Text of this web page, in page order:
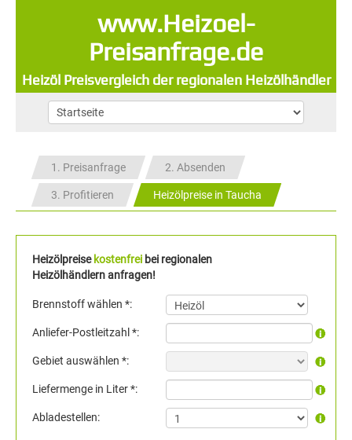
www.Heizoel-
Preisanfrage.de
Heizöl Preisvergleich der regionalen Heizölhändler
1. Preisanfrage 2. Absenden
3. Profitieren Heizölpreise in Taucha
Heizölpreise kostenfrei bei regionalen
Heizölhändlern anfragen!
Brennstoff wählen *:
Anliefer-Postleitzahl *:
Gebiet auswählen *:
Liefermenge in Liter *:
Abladestellen: